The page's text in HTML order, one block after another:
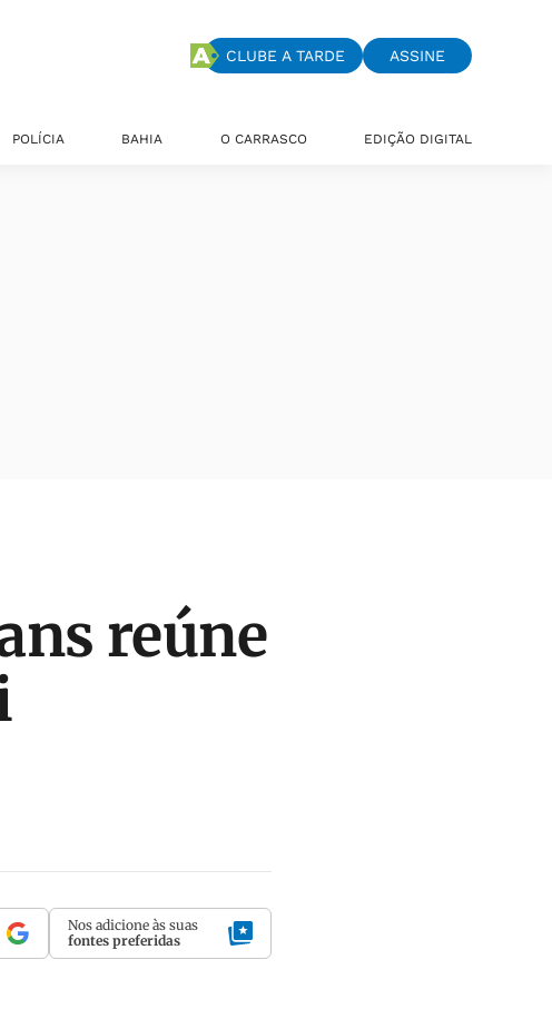
CLUBE A TARDE ASSINE
POLÍCIA BAHIA O CARRASCO EDIÇÃO DIGITAL
reúne
Nos adicione às suas
fontes preferidas